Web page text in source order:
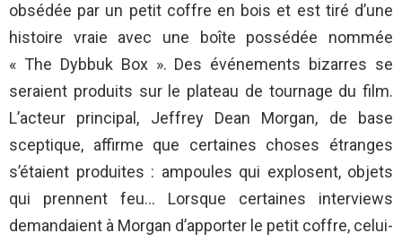
obsédée par un petit coffre en bois et est tiré d’une
histoire vraie avec une boîte possédée nommée
« The Dybbuk Box ». Des événements bizarres se
seraient produits sur le plateau de tournage du film.
L’acteur principal, Jeffrey Dean Morgan, de base
sceptique, affirme que certaines choses étranges
s’étaient produites : ampoules qui explosent, objets
qui prennent feu… Lorsque certaines interviews
demandaient à Morgan d’apporter le petit coffre, celui-